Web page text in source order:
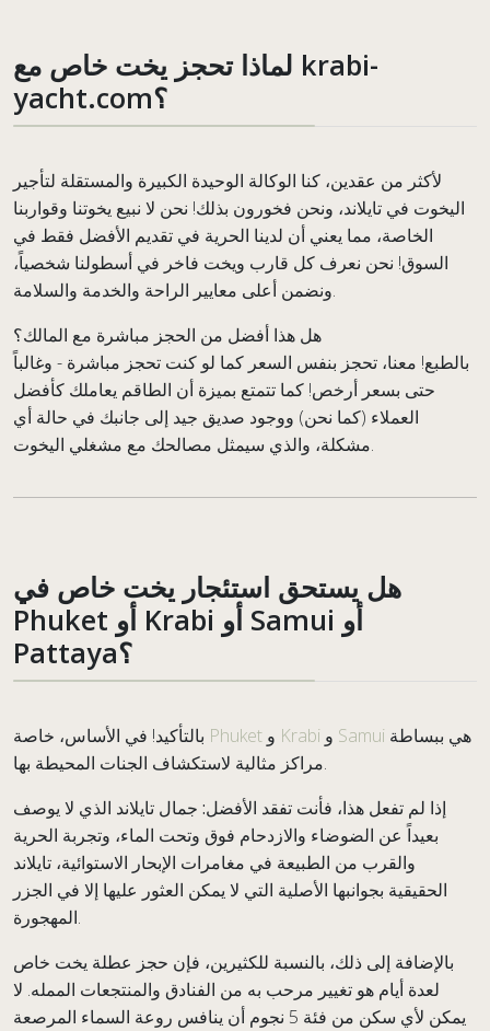
لماذا تحجز يخت خاص مع krabi-
yacht.com؟
لأكثر من عقدين، كنا الوكالة الوحيدة الكبيرة والمستقلة لتأجير
اليخوت في تايلاند، ونحن فخورون بذلك! نحن لا نبيع يخوتنا وقواربنا
الخاصة، مما يعني أن لدينا الحرية في تقديم الأفضل فقط في
السوق! نحن نعرف كل قارب ويخت فاخر في أسطولنا شخصياً،
ونضمن أعلى معايير الراحة والخدمة والسلامة.
هل هذا أفضل من الحجز مباشرة مع المالك؟
بالطبع! معنا، تحجز بنفس السعر كما لو كنت تحجز مباشرة - وغالباً
حتى بسعر أرخص! كما تتمتع بميزة أن الطاقم يعاملك كأفضل
العملاء (كما نحن) ووجود صديق جيد إلى جانبك في حالة أي
مشكلة، والذي سيمثل مصالحك مع مشغلي اليخوت.
هل يستحق استئجار يخت خاص في
Phuket أو Krabi أو Samui أو
Pattaya؟
Phuket Krabi Samui
مراكز مثالية لاستكشاف الجنات المحيطة بها.
إذا لم تفعل هذا، فأنت تفقد الأفضل: جمال تايلاند الذي لا يوصف
بعيداً عن الضوضاء والازدحام فوق وتحت الماء، وتجربة الحرية
والقرب من الطبيعة في مغامرات الإبحار الاستوائية، تايلاند
الحقيقية بجوانبها الأصلية التي لا يمكن العثور عليها إلا في الجزر
المهجورة.
بالإضافة إلى ذلك، بالنسبة للكثيرين، فإن حجز عطلة يخت خاص
لعدة أيام هو تغيير مرحب به من الفنادق والمنتجعات الممله. لا
يمكن لأي سكن من فئة 5 نجوم أن ينافس روعة السماء المرصعة